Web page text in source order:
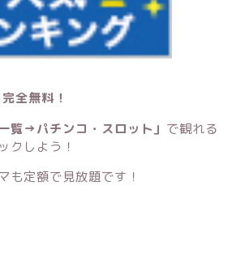
全無料！
覧→パチンコ・スロット」 で観れる
クしよう！
も定額で見放題です！